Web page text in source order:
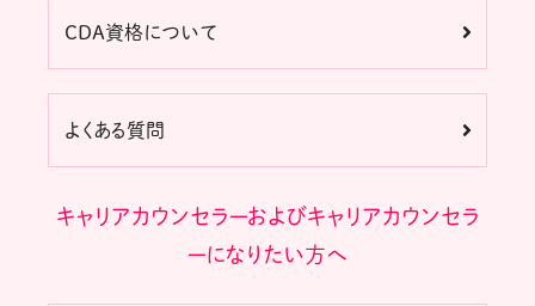
CDA資格について
よくある質問
キャリアカウンセラーおよびキャリアカウンセラ
ーになりたい方へ